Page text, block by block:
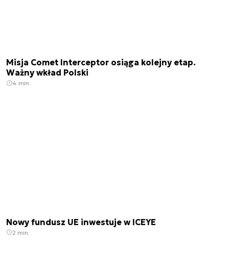
Misja Comet Interceptor osiąga kolejny etap.
Ważny wkład Polski
4 min.
Nowy fundusz UE inwestuje w ICEYE
2 min.